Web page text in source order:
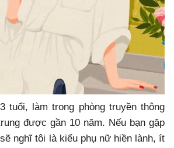
tuổi, làm trong phòng truyền thông
được gần 10 năm. Nếu bạn gặp
nghĩ tôi là kiểu phụ nữ hiền lành, ít